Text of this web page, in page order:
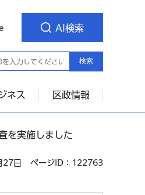
AI検索
検索
ネス 区政情報
を実施しました
27日 ページID：122763